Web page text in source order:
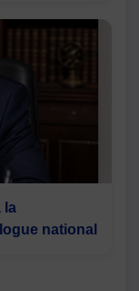
la
national